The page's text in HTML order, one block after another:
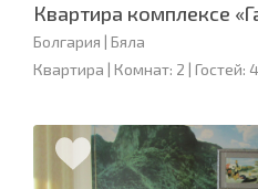
Квартира комплексе
Болгария | Бяла
Квартира | Комнат: 2 | Гостей: 4